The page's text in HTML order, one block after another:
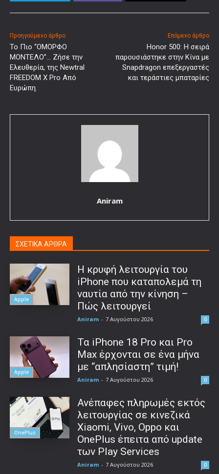
Προηγούμενο άρθρο
To Πιο “ΟΜΟΡΦΟ
ΜΟΝΤΕΛΟ”… Ζήσε την
Ελευθερία, της Newtral
FREEDOM X Pro Από
Ευρώπη.
Επόμενο άρθρο
Honor 500: Η σειρά
παρουσιάστηκε στην Κίνα με
Snapdragon επεξεργαστές
και τεράστιες μπαταρίες
Aniram
ΣΧΕΤΙΚΑ ΑΡΘΡΑ
Apple
Η κρυφή λειτουργία του
iPhone που καταπολεμά τη
ναυτία από την κίνηση –
Πώς λειτουργεί
Aniram - 7 Αυγούστου 2026 0
Apple
Τα iPhone 18 Pro και Pro
Max έρχονται σε ένα μήνα
με “απλησίαστη” τιμή!
Aniram - 7 Αυγούστου 2026 0
OnePlus
Ανέπαφες πληρωμές εκτός
λειτουργίας σε κινεζικά
Xiaomi, Vivo, Oppo και
OnePlus έπειτα από update
των Play Services
Aniram - 7 Αυγούστου 2026 0